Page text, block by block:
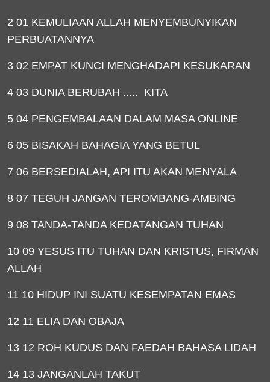
2 01 KEMULIAAN ALLAH MENYEMBUNYIKAN
PERBUATANNYA
3 02 EMPAT KUNCI MENGHADAPI KESUKARAN
4 03 DUNIA BERUBAH ..... KITA
5 04 PENGEMBALAAN DALAM MASA ONLINE
6 05 BISAKAH BAHAGIA YANG BETUL
7 06 BERSEDIALAH, API ITU AKAN MENYALA
8 07 TEGUH JANGAN TEROMBANG-AMBING
9 08 TANDA-TANDA KEDATANGAN TUHAN
10 09 YESUS ITU TUHAN DAN KRISTUS, FIRMAN
ALLAH
11 10 HIDUP INI SUATU KESEMPATAN EMAS
12 11 ELIA DAN OBAJA
13 12 ROH KUDUS DAN FAEDAH BAHASA LIDAH
14 13 JANGANLAH TAKUT